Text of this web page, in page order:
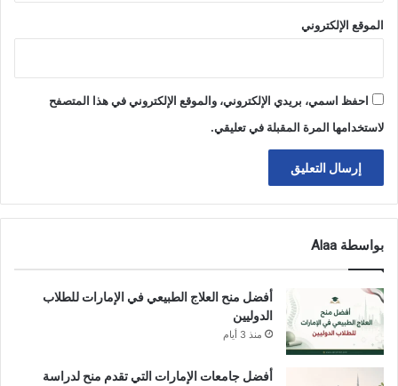
الموقع الإلكتروني
احفظ اسمي، بريدي الإلكتروني، والموقع الإلكتروني في هذا المتصفح
لاستخدامها المرة المقبلة في تعليقي.
بواسطة Alaa
أفضل منح العلاج الطبيعي في الإمارات للطلاب
الدوليين
منذ 3 أيام
أفضل جامعات الإمارات التي تقدم منح لدراسة